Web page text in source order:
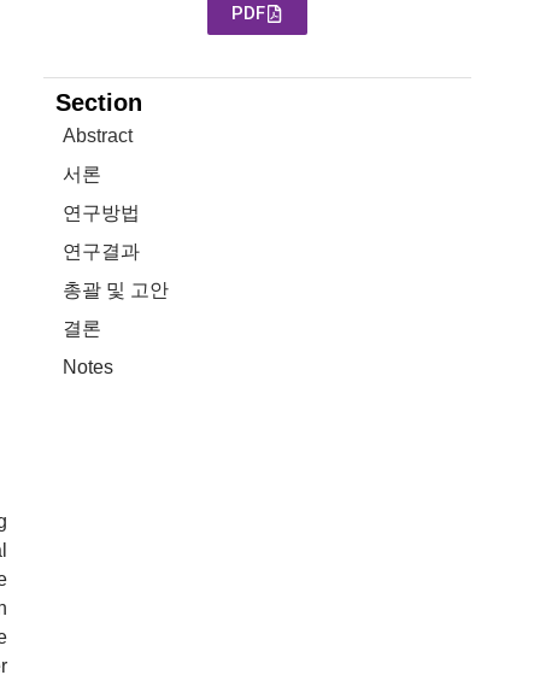
PDF
Section
Abstract
서론
연구방법
연구결과
총괄 및 고안
결론
Notes